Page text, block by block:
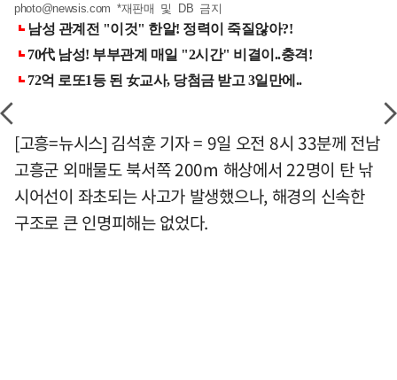
photo@newsis.com *재판매 및 DB 금지
[고흥=뉴시스] 김석훈 기자 = 9일 오전 8시 33분께 전남
고흥군 외매물도 북서쪽 200m 해상에서 22명이 탄 낚
시어선이 좌초되는 사고가 발생했으나, 해경의 신속한
구조로 큰 인명피해는 없었다.